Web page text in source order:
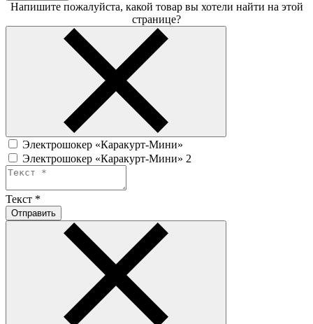
Напишите пожалуйста, какой товар вы хотели найти на этой
странице?
Электрошокер «Каракурт-Мини»
Электрошокер «Каракурт-Мини» 2
Текст *
Отправить